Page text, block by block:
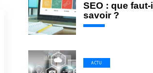
SEO : que faut-il
savoir ?
ACTU